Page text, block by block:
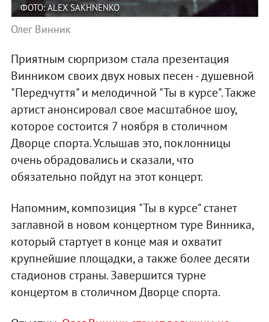
ФОТО: ALEX SAKHNENKO
Олег Винник
Приятным сюрпризом стала презентация
Винником своих двух новых песен - душевной
"Передчуття" и мелодичной "Ты в курсе". Также
артист анонсировал свое масштабное шоу,
которое состоится 7 ноября в столичном
Дворце спорта. Услышав это, поклонницы
очень обрадовались и сказали, что
обязательно пойдут на этот концерт.
Напомним, композиция "Ты в курсе" станет
заглавной в новом концертном туре Винника,
который стартует в конце мая и охватит
крупнейшие площадки, а также более десяти
стадионов страны. Завершится турне
концертом в столичном Дворце спорта.